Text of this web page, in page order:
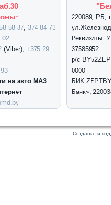
58 87, 374 84 73
02
(Viber), +375 29
на авто МАЗ
220089, РБ,
Реквизиты:
37585952
р/с
0000
БИК
Банк»,
Создание и